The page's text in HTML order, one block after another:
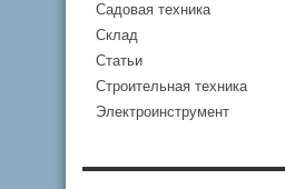
Садовая техника
Склад
Статьи
Строительная техника
Электроинструмент